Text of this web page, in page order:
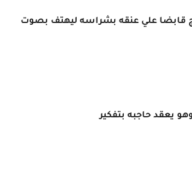
قابضا علي عنقه بشراسه ليهتف بصوت
يعقد حاجبه بتفكير